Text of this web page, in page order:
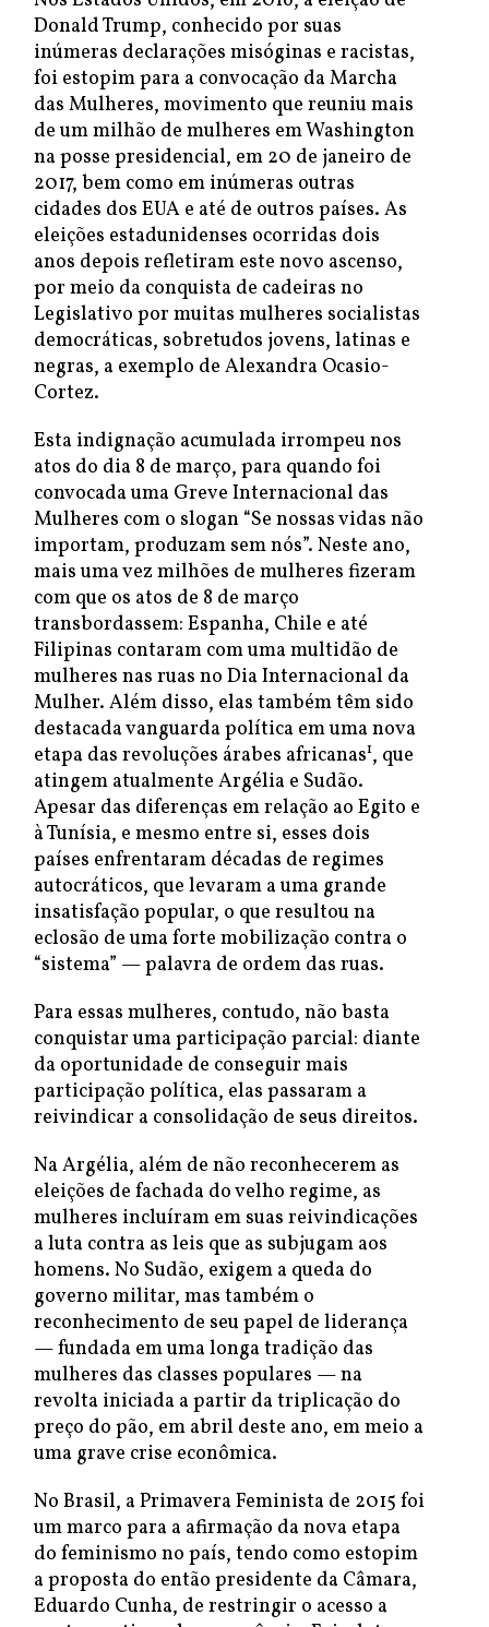
Donald Trump, conhecido por suas
inúmeras declarações misóginas e racistas,
foi estopim para a convocação da Marcha
das Mulheres, movimento que reuniu mais
de um milhão de mulheres em Washington
na posse presidencial, em 20 de janeiro de
2017, bem como em inúmeras outras
cidades dos EUA e até de outros países. As
eleições estadunidenses ocorridas dois
anos depois refletiram este novo ascenso,
por meio da conquista de cadeiras no
Legislativo por muitas mulheres socialistas
democráticas, sobretudos jovens, latinas e
negras, a exemplo de Alexandra Ocasio-
Cortez.
Esta indignação acumulada irrompeu nos
atos do dia 8 de março, para quando foi
convocada uma Greve Internacional das
Mulheres com o slogan “Se nossas vidas não
importam, produzam sem nós”. Neste ano,
mais uma vez milhões de mulheres fizeram
com que os atos de 8 de março
transbordassem: Espanha, Chile e até
Filipinas contaram com uma multidão de
mulheres nas ruas no Dia Internacional da
Mulher. Além disso, elas também têm sido
destacada vanguarda política em uma nova
etapa das revoluções árabes africanas1, que
atingem atualmente Argélia e Sudão.
Apesar das diferenças em relação ao Egito e
à Tunísia, e mesmo entre si, esses dois
países enfrentaram décadas de regimes
autocráticos, que levaram a uma grande
insatisfação popular, o que resultou na
eclosão de uma forte mobilização contra o
“sistema” — palavra de ordem das ruas.
Para essas mulheres, contudo, não basta
conquistar uma participação parcial: diante
da oportunidade de conseguir mais
participação política, elas passaram a
reivindicar a consolidação de seus direitos.
Na Argélia, além de não reconhecerem as
eleições de fachada do velho regime, as
mulheres incluíram em suas reivindicações
a luta contra as leis que as subjugam aos
homens. No Sudão, exigem a queda do
governo militar, mas também o
reconhecimento de seu papel de liderança
— fundada em uma longa tradição das
mulheres das classes populares — na
revolta iniciada a partir da triplicação do
preço do pão, em abril deste ano, em meio a
uma grave crise econômica.
No Brasil, a Primavera Feminista de 2015 foi
um marco para a afirmação da nova etapa
do feminismo no país, tendo como estopim
a proposta do então presidente da Câmara,
Eduardo Cunha, de restringir o acesso a